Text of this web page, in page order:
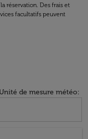
réservation. Des frais et
facultatifs peuvent
de mesure météo: